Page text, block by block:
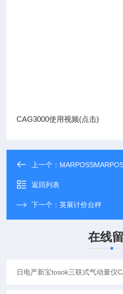
CAG3000使用视频(点击)
上一个：
返回列表
下一个：英展计价台秤
在线